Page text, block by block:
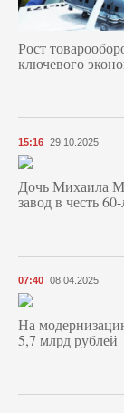
Рост
ключевого
15:16 29.10.2025
Дочь Михаила
завод в честь
07:40 08.04.2025
На
5,7 млрд рублей